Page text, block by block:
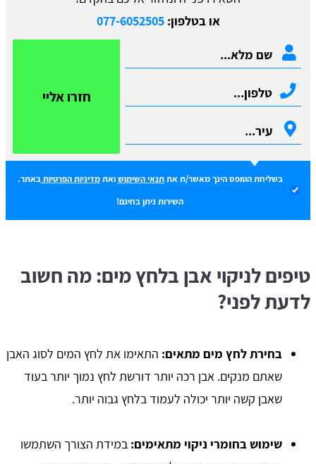
או בטלפון:077-6052505
חזרו אליי
בשליחת הטופס הינך מאשר/ת אתתנאי השימושואתמדיניות הפרטיות באתר.
השירות ניתן בחינם!
טיפים לניקוי אבן בלחץ מים: מה חשוב
לדעת לפני?
בחירת לחץ מים מתאים: התאימו את לחץ המים לסוג האבן
שאתם מנקים. אבן רכה יותר דורשת לחץ נמוך יותר בעוד
שאבן קשה יותר יכולה לעמוד בלחץ גבוה יותר.
שימוש בחומרי ניקוי מתאימים: במידת הצורך השתמשו